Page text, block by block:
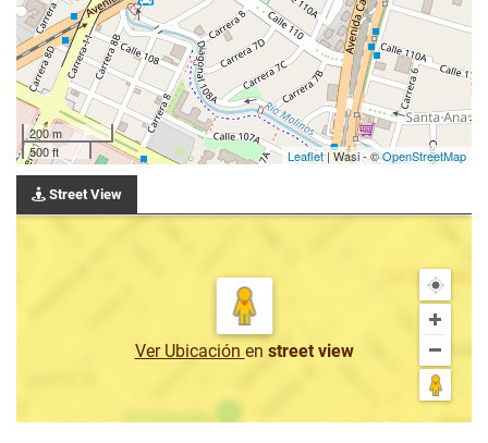
200 m
500 ft
Leaflet| Wasi - ©OpenStreetMap
Street View
Ver Ubicación en street view